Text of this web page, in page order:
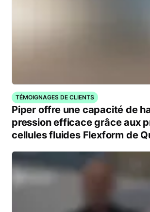
TÉMOIGNAGES DE CLIENTS
Piper offre une capacité de
pression efficace grâce aux
cellules fluides Flexform de